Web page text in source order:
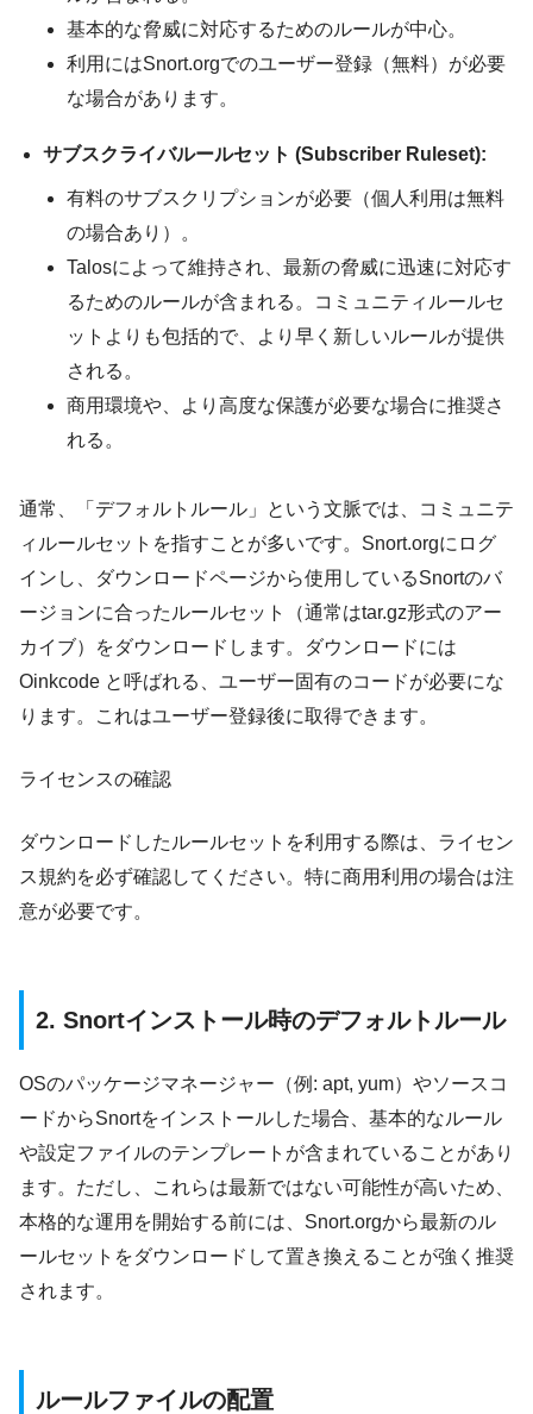
基本的な脅威に対応するためのルールが中心。
利用にはSnort.orgでのユーザー登録（無料）が必要
な場合があります。
サブスクライバルールセット (Subscriber Ruleset):
有料のサブスクリプションが必要（個人利用は無料
の場合あり）。
Talosによって維持され、最新の脅威に迅速に対応す
るためのルールが含まれる。コミュニティルールセ
ットよりも包括的で、より早く新しいルールが提供
される。
商用環境や、より高度な保護が必要な場合に推奨さ
れる。
通常、「デフォルトルール」という文脈では、コミュニテ
ィルールセットを指すことが多いです。Snort.orgにログ
インし、ダウンロードページから使用しているSnortのバ
ージョンに合ったルールセット（通常はtar.gz形式のアー
カイブ）をダウンロードします。ダウンロードには
Oinkcode と呼ばれる、ユーザー固有のコードが必要にな
ります。これはユーザー登録後に取得できます。
ライセンスの確認
ダウンロードしたルールセットを利用する際は、ライセン
ス規約を必ず確認してください。特に商用利用の場合は注
意が必要です。
2. Snortインストール時のデフォルトルール
OSのパッケージマネージャー（例: apt, yum）やソースコ
ードからSnortをインストールした場合、基本的なルール
や設定ファイルのテンプレートが含まれていることがあり
ます。ただし、これらは最新ではない可能性が高いため、
本格的な運用を開始する前には、Snort.orgから最新のル
ールセットをダウンロードして置き換えることが強く推奨
されます。
ルールファイルの配置